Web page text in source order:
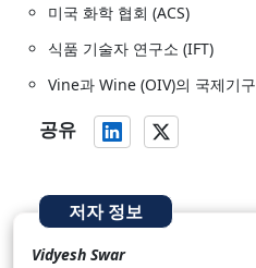
미국 화학 협회 (ACS)
식품 기술자 연구소 (IFT)
Vine과 Wine (OIV)의 국제기구
공유
저자 정보
Vidyesh Swar